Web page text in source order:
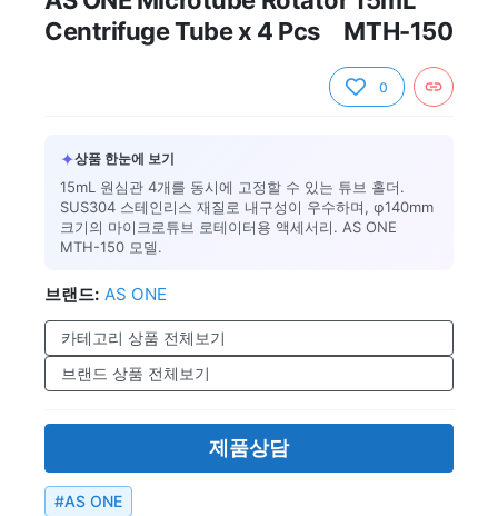
Centrifuge Tube x 4 Pcs MTH-150
0
✦상품 한눈에 보기
15mL 원심관 4개를 동시에 고정할 수 있는 튜브 홀더.
SUS304 스테인리스 재질로 내구성이 우수하며, φ140mm
크기의 마이크로튜브 로테이터용 액세서리. AS ONE
MTH-150 모델.
브랜드: AS ONE
카테고리 상품 전체보기
브랜드 상품 전체보기
제품상담
#AS ONE